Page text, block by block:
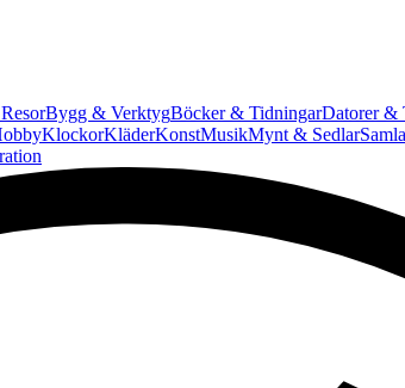
Bygg & VerktygBöcker & TidningarDatorer &
KlockorKläderKonstMusikMynt & Sedlar